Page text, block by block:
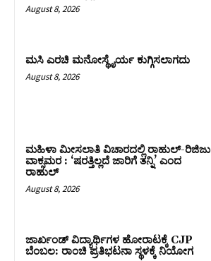
August 8, 2026
ಮಸಿ ಎರಚಿ ಮನೋಸ್ಥೈರ್ಯ ಕುಗ್ಗಿಸಲಾಗದು
August 8, 2026
ಮಹಿಳಾ ಮೀಸಲಾತಿ ವಿಚಾರದಲ್ಲಿ ರಾಹುಲ್‌-ರಿಜಿಜು
ವಾಕ್ಸಮರ : ‘ಷರತ್ತಿಲ್ಲದೆ ಜಾರಿಗೆ ತನ್ನಿ’ ಎಂದ
ರಾಹುಲ್‌
August 8, 2026
ಜಾರ್ಖಂಡ್‌ ವಿದ್ಯಾರ್ಥಿಗಳ ಹೋರಾಟಕ್ಕೆ CJP
ಬೆಂಬಲ: ರಾಂಚಿ ಪ್ರತಿಭಟನಾ ಸ್ಥಳಕ್ಕೆ ನಿಯೋಗ